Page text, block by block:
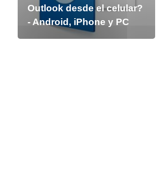
Outlook desde el celular?
- Android, iPhone y PC